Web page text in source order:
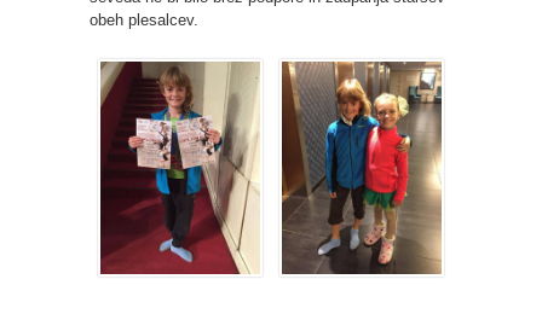
obeh plesalcev.